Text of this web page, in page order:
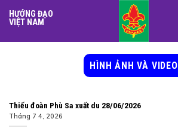
Skip
to
HƯỚNG ĐẠO
VIỆT NAM
HÌNH ẢNH VÀ VIDEO
Thiếu đoàn Phù Sa xuất du 28/06/2026
Tháng 7 4, 2026